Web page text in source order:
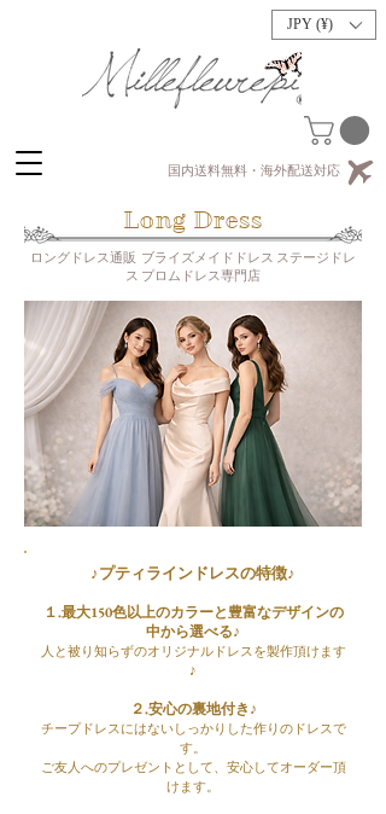
JPY (¥)
国内送料無料・海外配送対応
​Long Dress
ロングドレス通販 ブライズメイドドレス ステージドレ
ス プロムドレス専門店
♪プティラインドレスの特徴♪
１.最大150色以上のカラーと豊富なデザインの
中から選べる♪
人と被り知らずの​オリジナルドレスを製作頂けます
♪
２.安心の裏地付き♪
チープドレスにはないしっかりした作りのドレスで
す。
ご友人へのプレゼントとして、安心してオーダー頂
けます。